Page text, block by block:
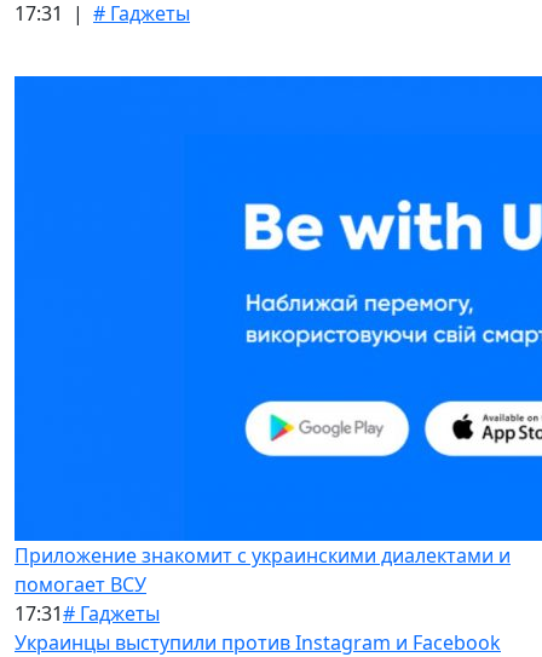
17:31 | # Гаджеты
Приложение знакомит с украинскими диалектами и
помогает ВСУ
17:31# Гаджеты
Украинцы выступили против Instagram и Facebook